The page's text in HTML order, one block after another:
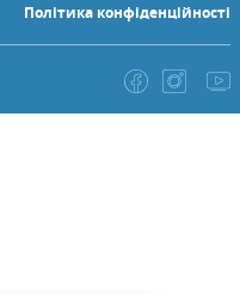
Політика конфіденційності